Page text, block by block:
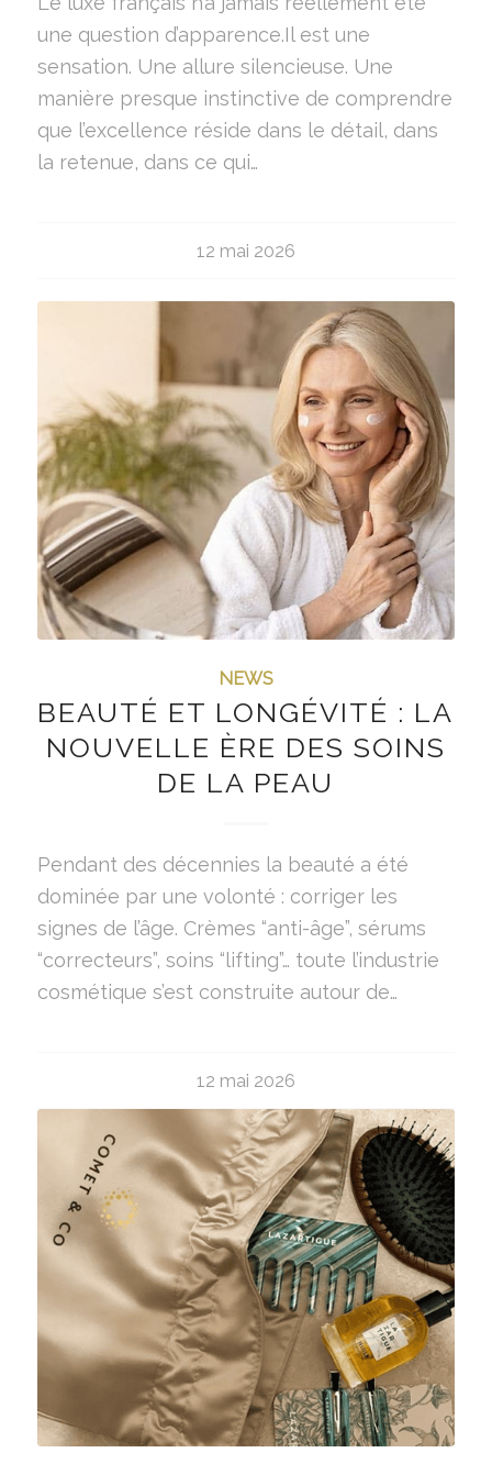
une question d’apparence.Il est une
sensation. Une allure silencieuse. Une
manière presque instinctive de comprendre
que l’excellence réside dans le détail, dans
la retenue, dans ce qui…
12 mai 2026
NEWS
BEAUTÉ ET LONGÉVITÉ : LA
NOUVELLE ÈRE DES SOINS
DE LA PEAU
Pendant des décennies la beauté a été
dominée par une volonté : corriger les
signes de l’âge. Crèmes “anti-âge”, sérums
“correcteurs”, soins “lifting”… toute l’industrie
cosmétique s’est construite autour de…
12 mai 2026